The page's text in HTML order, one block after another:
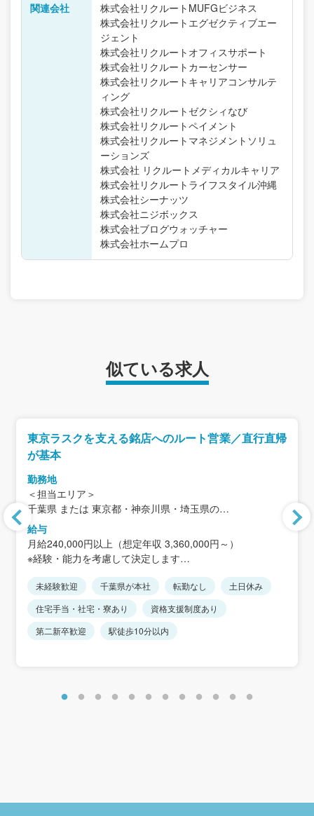
関連会社
株式会社リクルートMUFGビジネス
株式会社リクルートエグゼクティブエー
ジェント
株式会社リクルートオフィスサポート
株式会社リクルートカーセンサー
株式会社リクルートキャリアコンサルテ
ィング
株式会社リクルートゼクシィなび
株式会社リクルートペイメント
株式会社リクルートマネジメントソリュ
ーションズ
株式会社 リクルートメディカルキャリア
株式会社リクルートライフスタイル沖縄
株式会社シーナッツ
株式会社ニジボックス
株式会社ブログウォッチャー
株式会社ホームプロ
似ている求人
東京ラスクを支える銘店へのルート営業／直行直帰
が基本
勤務地
＜担当エリア＞
千葉県 または 東京都・神奈川県・埼玉県の
イオン・イトーヨーカドー・百貨店など
本社：千葉県松戸市下矢切141-1（矢切駅 徒歩1分）
※直行直帰が基本
※本社出勤は週1〜2日程度
給与
月給240,000円以上（想定年収 3,360,000円～）
※経験・能力を考慮して決定します
※短時間正社員からエリア限定総合職や総合職への転換も
可能です。
未経験歓迎 千葉県が本社 転勤なし
土日休み
住宅手当・社宅・寮あり
資格支援制度あり
第二新卒歓迎
駅徒歩10分以内